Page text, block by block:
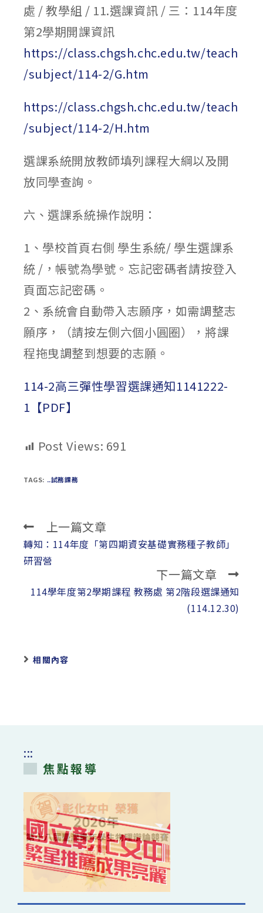
處 / 教學組 / 11.選課資訊 / 三：114年度
第2學期開課資訊
https://class.chgsh.chc.edu.tw/teach
/subject/114-2/G.htm
https://class.chgsh.chc.edu.tw/teach
/subject/114-2/H.htm
選課系統開放教師填列課程大綱以及開
放同學查詢。
六、選課系統操作說明：
1、學校首頁右側 學生系統/ 學生選課系
統 /，帳號為學號。忘記密碼者請按登入
頁面忘記密碼。
2、系統會自動帶入志願序，如需調整志
願序，（請按左側六個小圓圈），將課
程拖曳調整到想要的志願。
114-2高三彈性學習選課通知1141222-
1【PDF】
Post Views: 691
TAGS: ..試務課務
Read
more
articles
上一篇文章
轉知：114年度「第四期資安基礎實務種子教師」
研習營
下一篇文章
114學年度第2學期課程 教務處 第2階段選課通知
(114.12.30)
相關內容
:::
焦點報導